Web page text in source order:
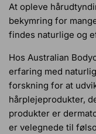
At opleve
bekymring for
findes naturlige og
Hos Australian
erfaring med
forskning for at
hårplejeprodukter,
produkter er
er velegnede til